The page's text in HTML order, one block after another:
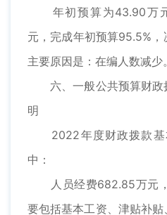
年初预算为43.90万元
元，完成年初预算95.5%
主要原因是：在编人数减少。
六、一般公共预算财政
明
2022年度财政拨款基
中：
人员经费682.85万元，
要包括基本工资、津贴补